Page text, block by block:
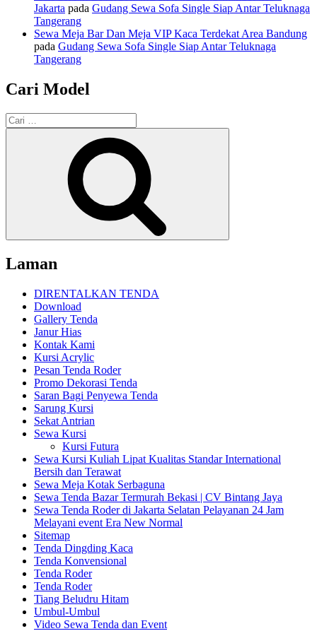
Jakarta pada Gudang Sewa Sofa Single Siap Antar Teluknaga
Tangerang
Sewa Meja Bar Dan Meja VIP Kaca Terdekat Area Bandung
pada Gudang Sewa Sofa Single Siap Antar Teluknaga
Tangerang
Cari Model
Pencarian
untuk:
Laman
DIRENTALKAN TENDA
Download
Gallery Tenda
Janur Hias
Kontak Kami
Kursi Acrylic
Pesan Tenda Roder
Promo Dekorasi Tenda
Saran Bagi Penyewa Tenda
Sarung Kursi
Sekat Antrian
Sewa Kursi
Kursi Futura
Sewa Kursi Kuliah Lipat Kualitas Standar International
Bersih dan Terawat
Sewa Meja Kotak Serbaguna
Sewa Tenda Bazar Termurah Bekasi | CV Bintang Jaya
Sewa Tenda Roder di Jakarta Selatan Pelayanan 24 Jam
Melayani event Era New Normal
Sitemap
Tenda Dingding Kaca
Tenda Konvensional
Tenda Roder
Tenda Roder
Tiang Beludru Hitam
Umbul-Umbul
Video Sewa Tenda dan Event